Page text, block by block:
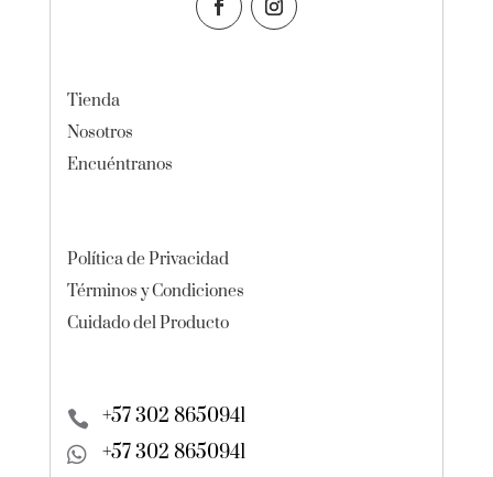
Tienda
Nosotros
Encuéntranos
Política de Privacidad
Términos y Condiciones
Cuidado del Producto
 +57 302 8650941

+57 302 8650941